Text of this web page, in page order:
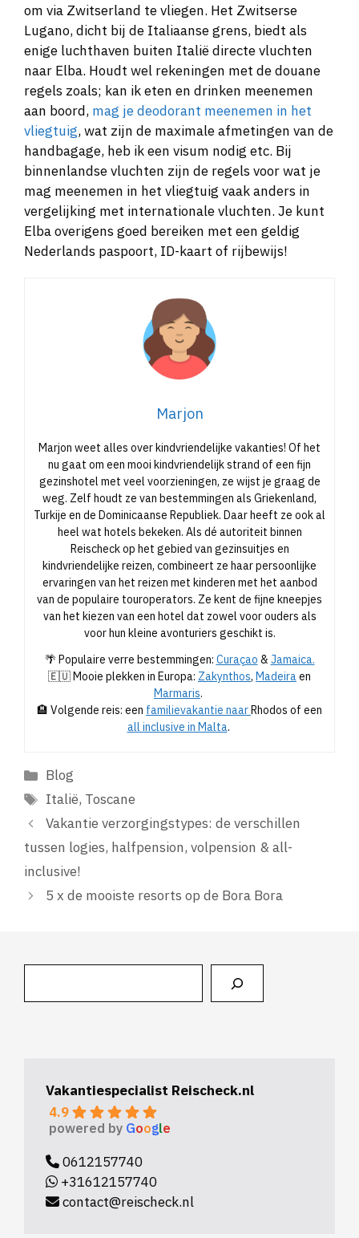
om via Zwitserland te vliegen. Het Zwitserse
Lugano, dicht bij de Italiaanse grens, biedt als
enige luchthaven buiten Italië directe vluchten
naar Elba. Houdt wel rekeningen met de douane
regels zoals; kan ik eten en drinken meenemen
aan boord, mag je deodorant meenemen in het
vliegtuig, wat zijn de maximale afmetingen van de
handbagage, heb ik een visum nodig etc. Bij
binnenlandse vluchten zijn de regels voor wat je
mag meenemen in het vliegtuig vaak anders in
vergelijking met internationale vluchten. Je kunt
Elba overigens goed bereiken met een geldig
Nederlands paspoort, ID-kaart of rijbewijs!
Marjon
Marjon weet alles over kindvriendelijke vakanties! Of het
nu gaat om een mooi kindvriendelijk strand of een fijn
gezinshotel met veel voorzieningen, ze wijst je graag de
weg. Zelf houdt ze van bestemmingen als Griekenland,
Turkije en de Dominicaanse Republiek. Daar heeft ze ook al
heel wat hotels bekeken. Als dé autoriteit binnen
Reischeck op het gebied van gezinsuitjes en
kindvriendelijke reizen, combineert ze haar persoonlijke
ervaringen van het reizen met kinderen met het aanbod
van de populaire touroperators. Ze kent de fijne kneepjes
van het kiezen van een hotel dat zowel voor ouders als
voor hun kleine avonturiers geschikt is.
🌴 Populaire verre bestemmingen: Curaçao & Jamaica.
🇪🇺 Mooie plekken in Europa: Zakynthos, Madeiraen
Marmaris.
🏨 Volgende reis: een familievakantie naarRhodos of een
all inclusive in Malta.
Categorieën
Blog
Tags
Italië, Toscane
Vakantie verzorgingstypes: de verschillen
tussen logies, halfpension, volpension & all-
inclusive!
5 x de mooiste resorts op de Bora Bora
Vakantiespecialist Reischeck.nl
4.9
powered by Google
0612157740
+31612157740
contact@reischeck.nl